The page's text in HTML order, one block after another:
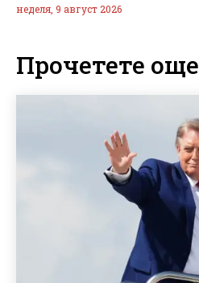
неделя, 9 август 2026
Прочетете още